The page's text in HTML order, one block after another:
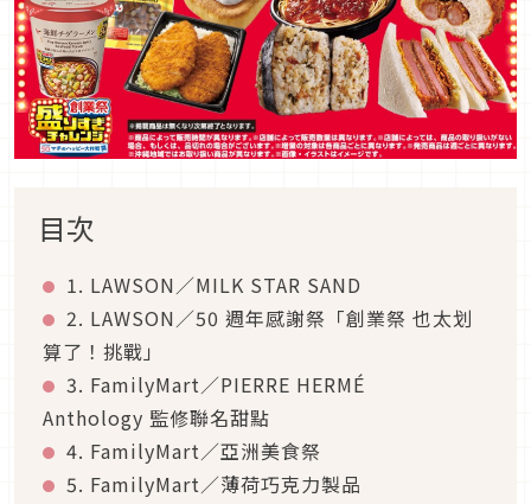
目次
1. LAWSON／MILK STAR SAND
2. LAWSON／50 週年感謝祭「創業祭 也太划
算了！挑戰」
3. FamilyMart／PIERRE HERMÉ
Anthology 監修聯名甜點
4. FamilyMart／亞洲美食祭
5. FamilyMart／薄荷巧克力製品